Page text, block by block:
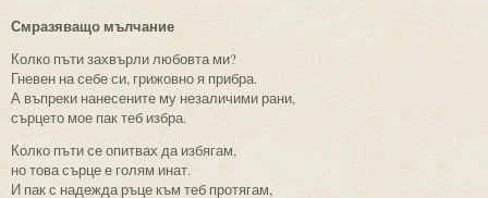
Смразяващо мълчание
Колко пъти захвърли любовта ми?
Гневен на себе си, грижовно я прибра.
А въпреки нанесените му незаличими рани,
сърцето мое пак теб избра.
Колко пъти се опитвах да избягам,
но това сърце е голям инат.
И пак с надежда ръце към теб протягам,